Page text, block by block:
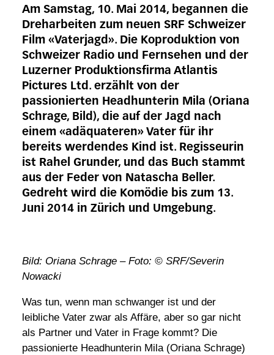
Am Samstag, 10. Mai 2014, begannen die
Dreharbeiten zum neuen SRF Schweizer
Film «Vaterjagd». Die Koproduktion von
Schweizer Radio und Fernsehen und der
Luzerner Produktionsfirma Atlantis
Pictures Ltd. erzählt von der
passionierten Headhunterin Mila (Oriana
Schrage, Bild), die auf der Jagd nach
einem «adäquateren» Vater für ihr
bereits werdendes Kind ist. Regisseurin
ist Rahel Grunder, und das Buch stammt
aus der Feder von Natascha Beller.
Gedreht wird die Komödie bis zum 13.
Juni 2014 in Zürich und Umgebung.
Bild: Oriana Schrage – Foto: © SRF/Severin
Nowacki
Was tun, wenn man schwanger ist und der
leibliche Vater zwar als Affäre, aber so gar nicht
als Partner und Vater in Frage kommt? Die
passionierte Headhunterin Mila (Oriana Schrage)